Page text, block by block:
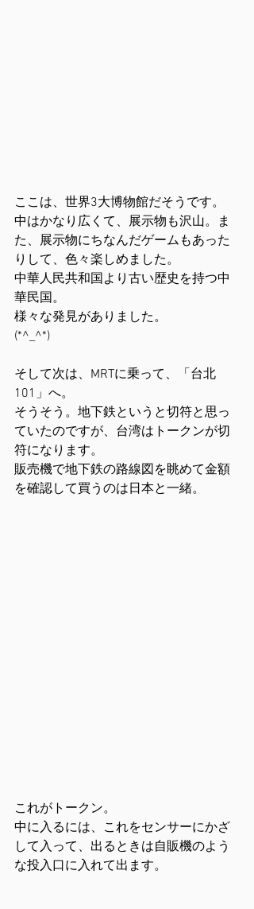
ここは、世界3大博物館だそうです。
中はかなり広くて、展示物も沢山。ま
た、展示物にちなんだゲームもあった
りして、色々楽しめました。
中華人民共和国より古い歴史を持つ中
華民国。
様々な発見がありました。
(*^_^*)
そして次は、MRTに乗って、「台北
101」へ。
そうそう。地下鉄というと切符と思っ
ていたのですが、台湾はトークンが切
符になります。
販売機で地下鉄の路線図を眺めて金額
を確認して買うのは日本と一緒。
これがトークン。
中に入るには、これをセンサーにかざ
して入って、出るときは自販機のよう
な投入口に入れて出ます。